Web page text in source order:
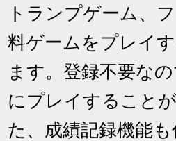
トランプゲーム、
料ゲームをプレイ
ます。登録不要な
にプレイすること
た、成績記録機能も